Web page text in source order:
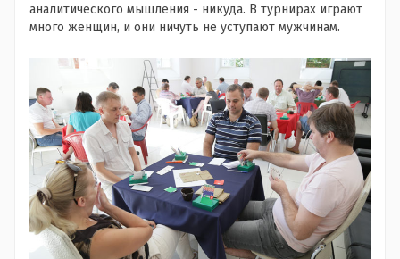
аналитического мышления - никуда. В турнирах играют
много женщин, и они ничуть не уступают мужчинам.